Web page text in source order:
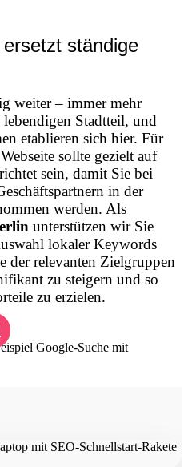
ständige
weiter – immer mehr
Stadtteil, und
etablieren sich hier. Für
sollte gezielt auf
sein, damit Sie bei
in der
werden. Als
unterstützen wir Sie
lokaler Keywords
der relevanten Zielgruppen
zu steigern und so
zu erzielen.